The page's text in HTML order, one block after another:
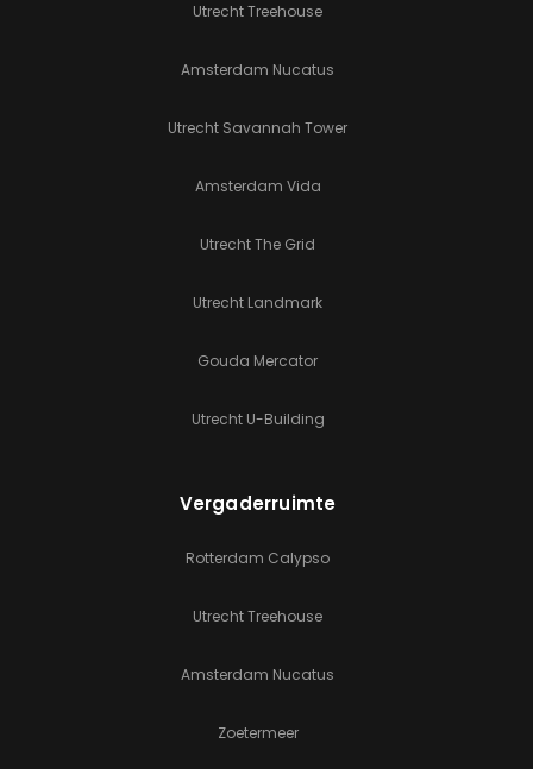
Utrecht Treehouse
Amsterdam Nucatus
Utrecht Savannah Tower
Amsterdam Vida
Utrecht The Grid
Utrecht Landmark
Gouda Mercator
Utrecht U-Building
Vergaderruimte
Rotterdam Calypso
Utrecht Treehouse
Amsterdam Nucatus
Zoetermeer